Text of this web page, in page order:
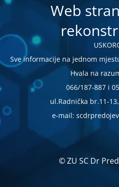
Web
Sve informacije na jednom
Hvala na
066/187-887 i
ul.Radnička br.11-
e-mail:
© ZU SC Dr